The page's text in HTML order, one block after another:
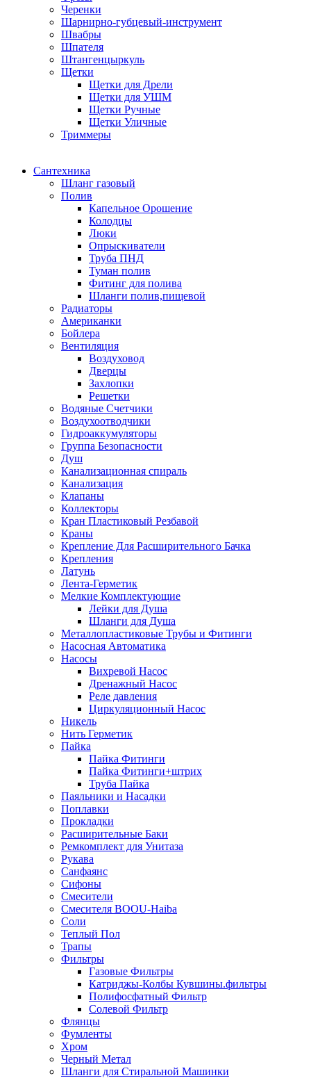
Черенки
Шарнирно-губцевый-инструмент
Швабры
Шпателя
Штангенцыркуль
Щетки
Щетки для Дрели
Щетки для УШМ
Щетки Ручные
Щетки Уличные
Триммеры
Сантехника
Шланг газовый
Полив
Капельное Орошение
Колодцы
Люки
Опрыскиватели
Труба ПНД
Туман полив
Фитинг для полива
Шланги полив,пищевой
Радиаторы
Американки
Бойлера
Вентиляция
Воздуховод
Дверцы
Захлопки
Решетки
Водяные Счетчики
Воздухоотводчики
Гидроаккумуляторы
Группа Безопасности
Душ
Канализационная спираль
Канализация
Клапаны
Коллекторы
Кран Пластиковый Резбавой
Краны
Крепление Для Расширительного Бачка
Крепления
Латунь
Лента-Герметик
Мелкие Комплектующие
Лейки для Душа
Шланги для Душа
Металлопластиковые Трубы и Фитинги
Насосная Автоматика
Насосы
Вихревой Насос
Дренажный Насос
Реле давления
Циркуляционный Насос
Никель
Нить Герметик
Пайка
Пайка Фитинги
Пайка Фитинги+штрих
Труба Пайка
Паяльники и Насадки
Поплавки
Прокладки
Расширительные Баки
Ремкомплект для Унитаза
Рукава
Санфаянс
Сифоны
Смесители
Смесителя BOOU-Haiba
Соли
Теплый Пол
Трапы
Фильтры
Газовые Фильтры
Катриджы-Колбы Кувшины.фильтры
Полифосфатный Фильтр
Солевой Фильтр
Флянцы
Фумленты
Хром
Черный Метал
Шланги для Стиральной Машинки